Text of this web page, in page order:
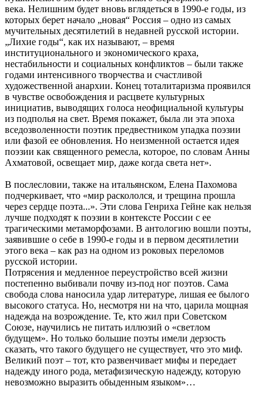
века. Нелишним будет вновь вглядеться в 1990-е годы, из
которых берет начало „новая“ Россия ‒ одно из самых
мучительных десятилетий в недавней русской истории.
„Лихие годы“, как их называют, ‒ время
институционального и экономического краха,
нестабильности и социальных конфликтов ‒ были также
годами интенсивного творчества и счастливой
художественной анархии. Конец тоталитаризма проявился
в чувстве освобождения и расцвете культурных
инициатив, выводящих голоса неофициальной культуры
из подполья на свет. Время покажет, была ли эта эпоха
вседозволенности поэтик предвестником упадка поэзии
или фазой ее обновления. Но неизменной остается идея
поэзии как священного ремесла, которое, по словам Анны
Ахматовой, освещает мир, даже когда света нет».
В послесловии, также на итальянском, Елена Пахомова
подчеркивает, что «мир раскололся, и трещина прошла
через сердце поэта...». Эти слова Генриха Гейне как нельзя
лучше подходят к поэзии в контексте России с ее
трагическими метаморфозами. В антологию вошли поэты,
заявившие о себе в 1990-е годы и в первом десятилетии
этого века ‒ как раз на одном из роковых переломов
русской истории.
Потрясения и медленное переустройство всей жизни
постепенно выбивали почву из-под ног поэтов. Сама
свобода слова наносила удар литературе, лишая ее былого
высокого статуса. Но, несмотря ни на что, царила мощная
надежда на возрождение. Те, кто жил при Советском
Союзе, научились не питать иллюзий о «светлом
будущем». Но только большие поэты имели дерзость
сказать, что такого будущего не существует, что это миф.
Великий поэт ‒ тот, кто развенчивает мифы и передает
надежду иного рода, метафизическую надежду, которую
невозможно выразить обыденным языком»…